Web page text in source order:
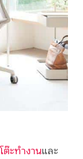
โต๊ะทำงานและ